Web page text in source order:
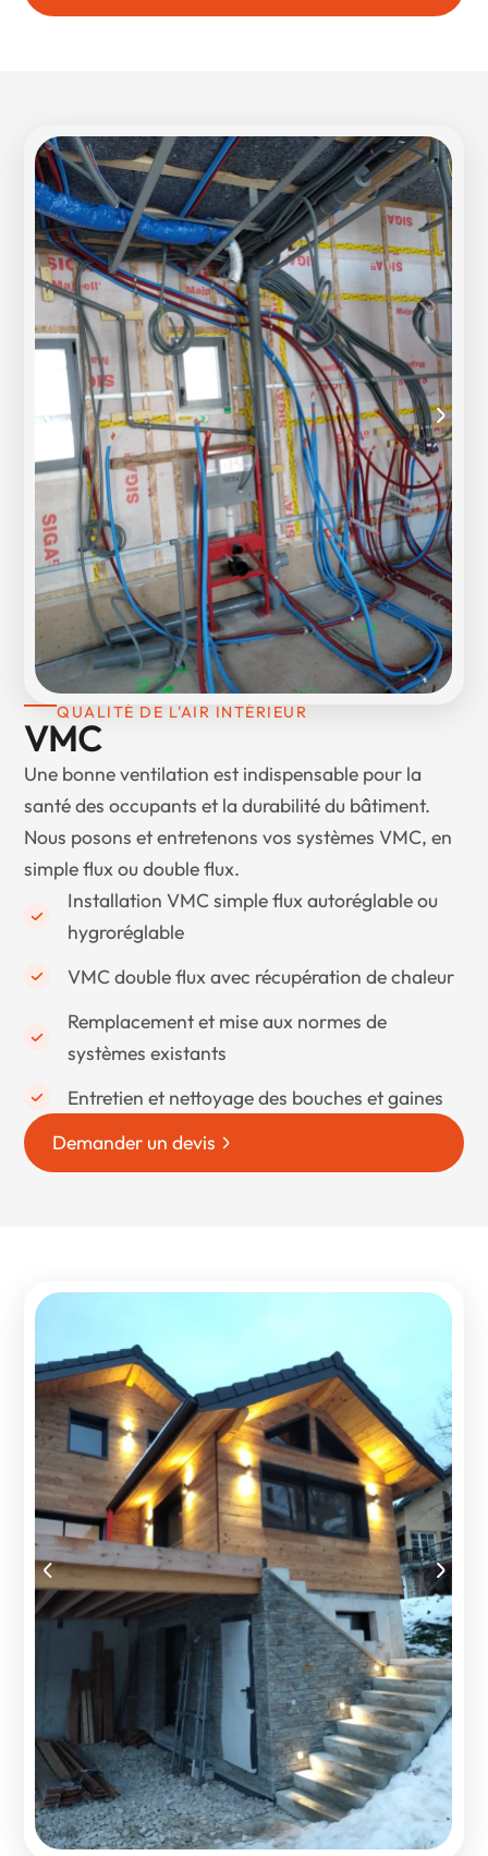
QUALITÉ DE L'AIR INTÉRIEUR
VMC
Une bonne ventilation est indispensable pour la
santé des occupants et la durabilité du bâtiment.
Nous posons et entretenons vos systèmes VMC, en
simple flux ou double flux.
Installation VMC simple flux autoréglable ou
hygroréglable
VMC double flux avec récupération de chaleur
Remplacement et mise aux normes de
systèmes existants
Entretien et nettoyage des bouches et gaines
Demander un devis